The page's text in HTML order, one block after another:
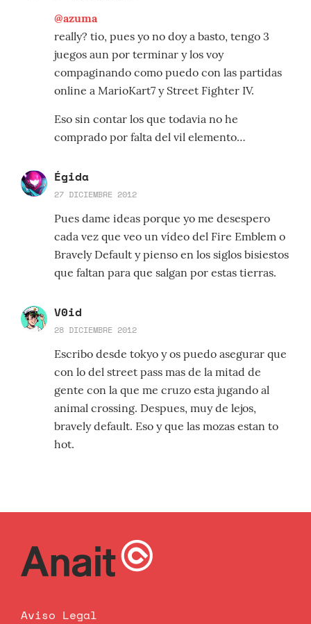
@azuma
really? tio, pues yo no doy a basto, tengo 3
juegos aun por terminar y los voy
compaginando como puedo con las partidas
online a MarioKart7 y Street Fighter IV.
Eso sin contar los que todavia no he
comprado por falta del vil elemento…
Égida
27 DICIEMBRE 2012
Pues dame ideas porque yo me desespero
cada vez que veo un vídeo del Fire Emblem o
Bravely Default y pienso en los siglos bisiestos
que faltan para que salgan por estas tierras.
V0id
28 DICIEMBRE 2012
Escribo desde tokyo y os puedo asegurar que
con lo del street pass mas de la mitad de
gente con la que me cruzo esta jugando al
animal crossing. Despues, muy de lejos,
bravely default. Eso y que las mozas estan to
hot.
Aviso Legal